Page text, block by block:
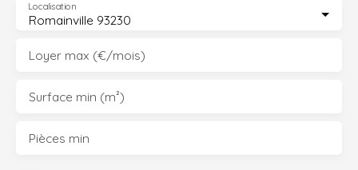
Romainville 93230
Localisation
Loyer max (€/mois)
Surface min (m²)
Pièces min